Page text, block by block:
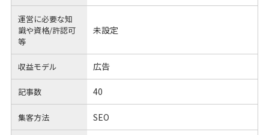
運営に必要な知
識や資格/許認可
等
未設定
収益モデル 広告
記事数 40
集客方法 SEO